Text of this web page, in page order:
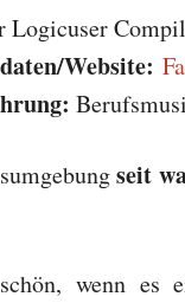
Website:
seit
wenn es